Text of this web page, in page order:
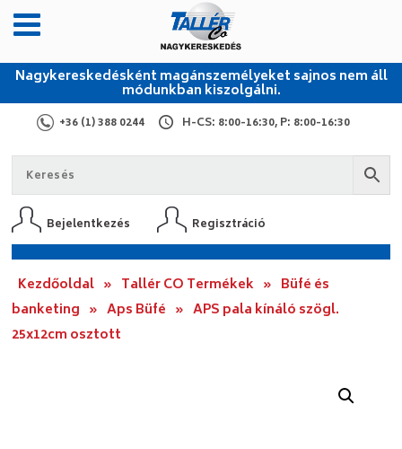
Nagykereskedésként magánszemélyeket sajnos nem áll
módunkban kiszolgálni.
+36 (1) 388 0244 H-CS: 8:00-16:30, P: 8:00-16:30
Bejelentkezés Regisztráció
Kezdőoldal » Tallér CO Termékek » Büfé és
banketing » Aps Büfé » APS pala kínáló szögl.
25x12cm osztott